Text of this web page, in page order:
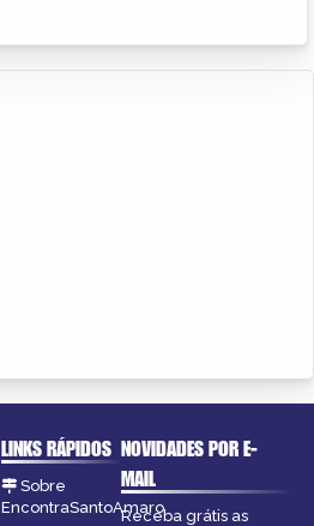
LINKS RÁPIDOS
Sobre
EncontraSantoAmaro
NOVIDADES POR E-
MAIL
Receba grátis as